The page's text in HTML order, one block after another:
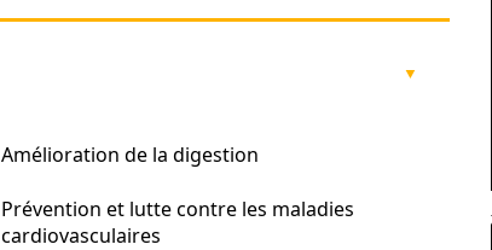
Amélioration de la digestion
Prévention et lutte contre les maladies
cardiovasculaires